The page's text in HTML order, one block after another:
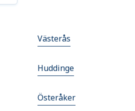
Västerås
Huddinge
Österåker